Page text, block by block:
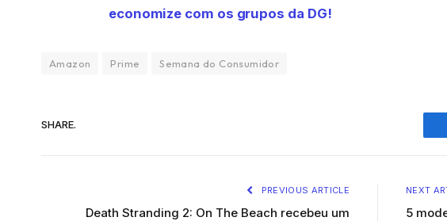
economize com os grupos da DG!
Amazon Prime Semana do Consumidor
SHARE.
PREVIOUS ARTICLE
Death Stranding 2: On The Beach recebeu um
NEXT
5